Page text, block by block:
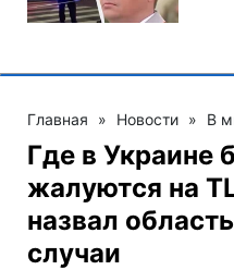
Главная » Новости » В
Где в Украине
жалуются на
назвал
случаи